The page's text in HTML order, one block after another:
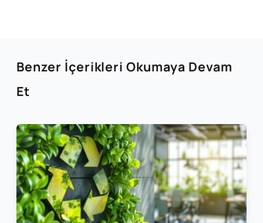
Benzer İçerikleri Okumaya Devam
Et